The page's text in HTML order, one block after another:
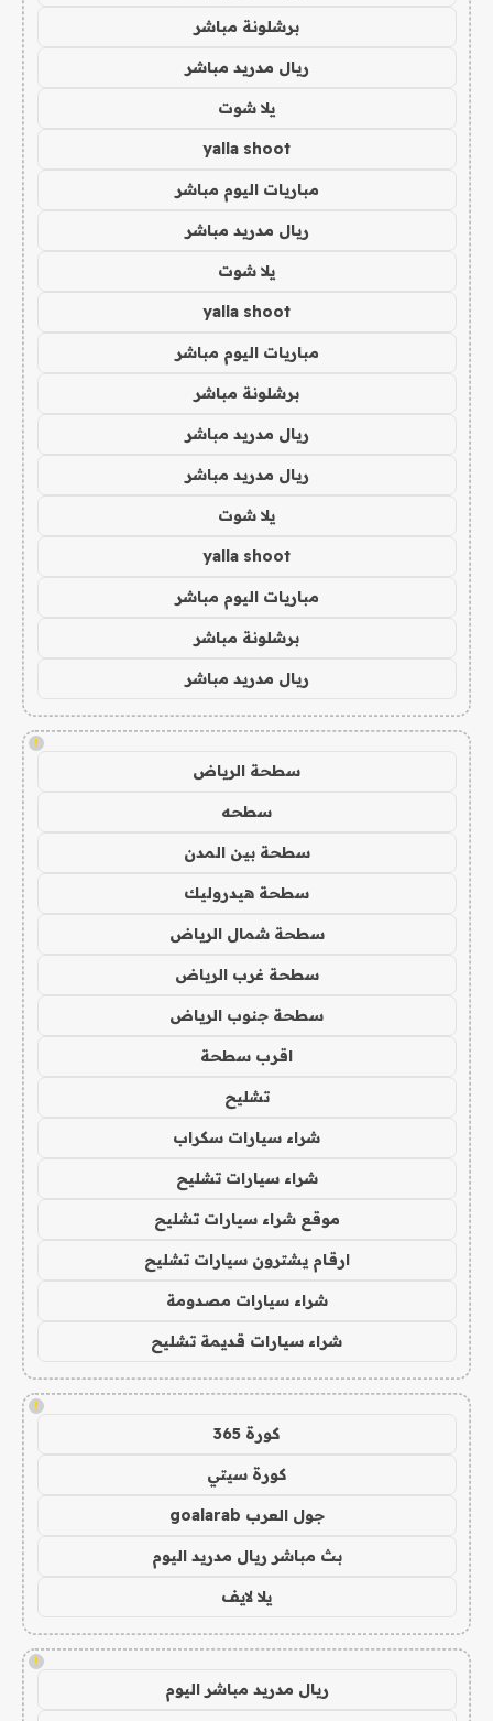
برشلونة مباشر
ريال مدريد مباشر
يلا شوت
yalla shoot
مباريات اليوم مباشر
ريال مدريد مباشر
يلا شوت
yalla shoot
مباريات اليوم مباشر
برشلونة مباشر
ريال مدريد مباشر
ريال مدريد مباشر
يلا شوت
yalla shoot
مباريات اليوم مباشر
برشلونة مباشر
ريال مدريد مباشر
!
سطحة الرياض
سطحه
سطحة بين المدن
سطحة هيدروليك
سطحة شمال الرياض
سطحة غرب الرياض
سطحة جنوب الرياض
اقرب سطحة
تشليح
شراء سيارات سكراب
شراء سيارات تشليح
موقع شراء سيارات تشليح
ارقام يشترون سيارات تشليح
شراء سيارات مصدومة
شراء سيارات قديمة تشليح
!
كورة 365
كورة سيتي
جول العرب goalarab
بث مباشر ريال مدريد اليوم
يلا لايف
!
ريال مدريد مباشر اليوم